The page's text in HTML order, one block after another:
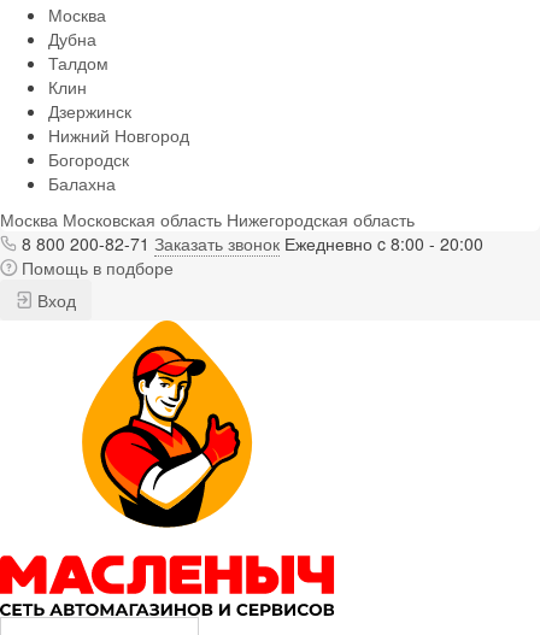
Москва
Дубна
Талдом
Клин
Дзержинск
Нижний Новгород
Богородск
Балахна
Москва Московская область Нижегородская область
8 800 200-82-71 Заказать звонок Ежедневно c 8:00 - 20:00
Помощь в подборе
Вход